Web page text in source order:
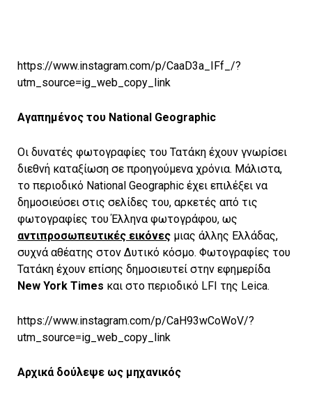
https://www.instagram.com/p/CaaD3a_IFf_/?
utm_source=ig_web_copy_link
Αγαπημένος του National Geographic
Οι δυνατές φωτογραφίες του Τατάκη έχουν γνωρίσει
διεθνή καταξίωση σε προηγούμενα χρόνια. Μάλιστα,
το περιοδικό National Geographic έχει επιλέξει να
δημοσιεύσει στις σελίδες του, αρκετές από τις
φωτογραφίες του Έλληνα φωτογράφου, ως
αντιπροσωπευτικές εικόνες μιας άλλης Ελλάδας,
συχνά αθέατης στον Δυτικό κόσμο. Φωτογραφίες του
Τατάκη έχουν επίσης δημοσιευτεί στην εφημερίδα
New York Times και στο περιοδικό LFI της Leica.
https://www.instagram.com/p/CaH93wCoWoV/?
utm_source=ig_web_copy_link
Αρχικά δούλεψε ως μηχανικός